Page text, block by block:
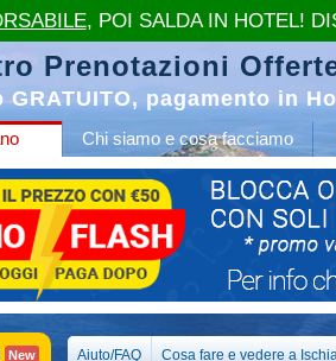
Prenotazioni
GRATUITO, pagamento in
Chi siamo e cosa facciamo
New Aiuto/FAQ Cosa fare e vedere a
, POI SALDA IN HOTEL!